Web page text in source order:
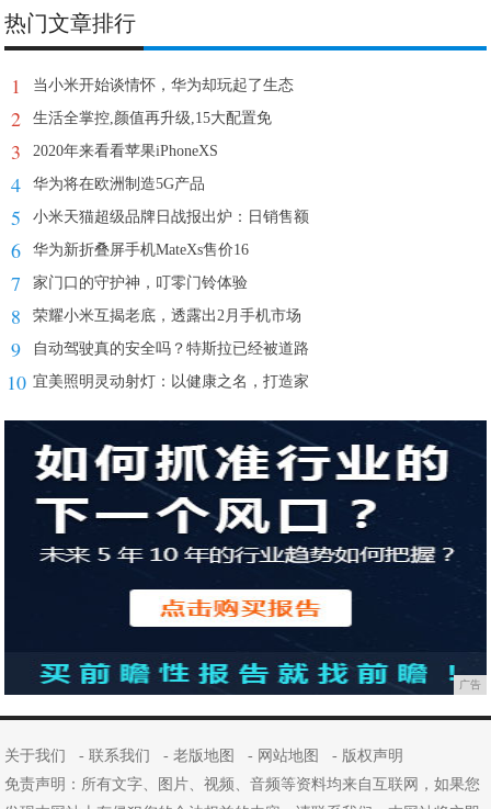
热门文章排行
1 当小米开始谈情怀，华为却玩起了生态
2 生活全掌控,颜值再升级,15大配置免
3 2020年来看看苹果iPhoneXS
4 华为将在欧洲制造5G产品
5 小米天猫超级品牌日战报出炉：日销售额
6 华为新折叠屏手机MateXs售价16
7 家门口的守护神，叮零门铃体验
8 荣耀小米互揭老底，透露出2月手机市场
9 自动驾驶真的安全吗？特斯拉已经被道路
10 宜美照明灵动射灯：以健康之名，打造家
广告
关于我们 -联系我们 -老版地图 - 网站地图 - 版权声明
免责声明：所有文字、图片、视频、音频等资料均来自互联网，如果您